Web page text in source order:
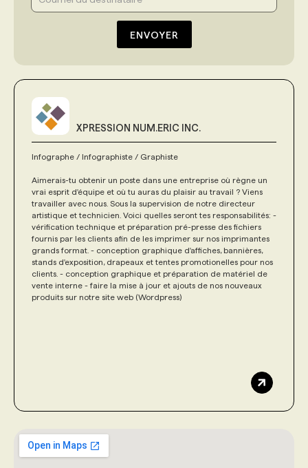
ENVOYER
XPRESSION NUM.ERIC INC.
Infographe / Infographiste / Graphiste
Aimerais-tu obtenir un poste dans une entreprise où règne un
vrai esprit d'équipe et où tu auras du plaisir au travail ? Viens
travailler avec nous. Sous la supervision de notre directeur
artistique et technicien. Voici quelles seront tes responsabilités: -
vérification technique et préparation pré-presse des fichiers
fournis par les clients afin de les imprimer sur nos imprimantes
grands format. - conception graphique d'affiches, bannières,
stands d'exposition, drapeaux et tentes promotionelles pour nos
clients. - conception graphique et préparation de matériel de
vente interne - faire la mise à jour et ajouts de nos nouveaux
produits sur notre site web (Wordpress)